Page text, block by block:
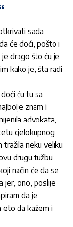
sada
će doći, pošto i
drago što ću je
kako je, šta radi
ću tu sa
znam i
advokata,
cjelokupnog
tražila neku veliku
drugu tužbu
način će da se
jer, ono, poslije
da je
eto da kažem i